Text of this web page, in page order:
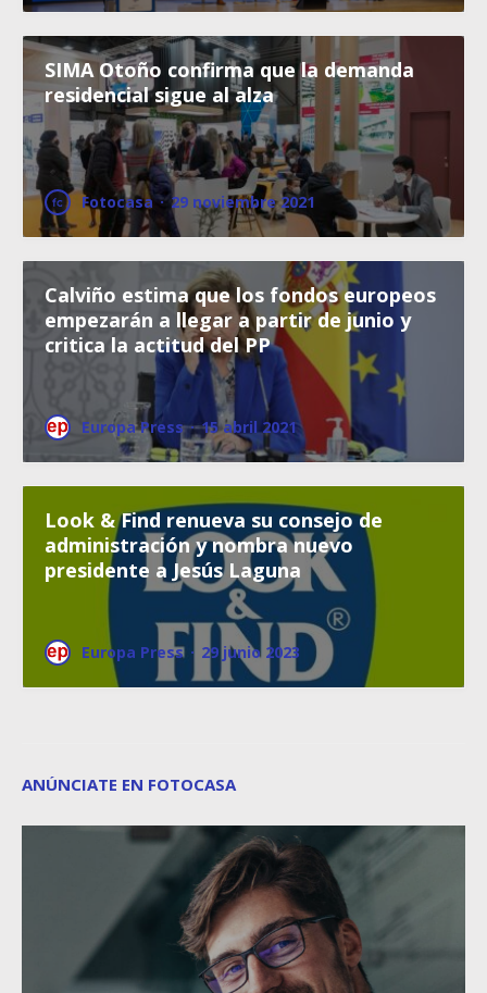
SIMA Otoño confirma que la demanda
residencial sigue al alza
Fotocasa · 29 noviembre 2021
Calviño estima que los fondos europeos
empezarán a llegar a partir de junio y
critica la actitud del PP
Europa Press · 15 abril 2021
Look & Find renueva su consejo de
administración y nombra nuevo
presidente a Jesús Laguna
Europa Press · 29 junio 2023
ANÚNCIATE EN FOTOCASA